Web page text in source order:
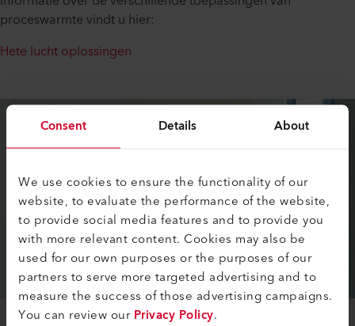
Consent Details About
We use cookies to ensure the functionality of our
website, to evaluate the performance of the website,
to provide social media features and to provide you
with more relevant content. Cookies may also be
used for our own purposes or the purposes of our
partners to serve more targeted advertising and to
measure the success of those advertising campaigns.
You can review ourPrivacy Policy.
proceswarmte vindt u hier:
Hete lucht oplossingen